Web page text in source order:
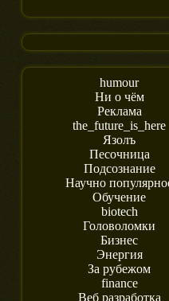
humour
Ни о чём
Реклама
the_future_is_here
Язолъ
Песочница
Подсознание
Научно
Обучение
biotech
Головоломки
Бизнес
Энергия
За рубежом
finance
Веб разработка